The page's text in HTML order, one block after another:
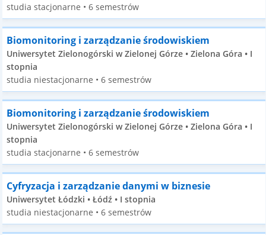
studia stacjonarne • 6 semestrów
Biomonitoring i zarządzanie środowiskiem
Uniwersytet Zielonogórski w Zielonej Górze • Zielona Góra • I
stopnia
studia niestacjonarne • 6 semestrów
Biomonitoring i zarządzanie środowiskiem
Uniwersytet Zielonogórski w Zielonej Górze • Zielona Góra • I
stopnia
studia stacjonarne • 6 semestrów
Cyfryzacja i zarządzanie danymi w biznesie
Uniwersytet Łódzki • Łódź • I stopnia
studia niestacjonarne • 6 semestrów